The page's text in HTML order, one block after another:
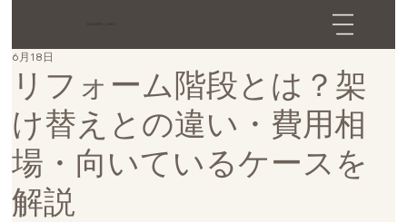
リフォーム階段とは？架
け替えとの違い・費用相
場・向いているケースを
解説
6月18日